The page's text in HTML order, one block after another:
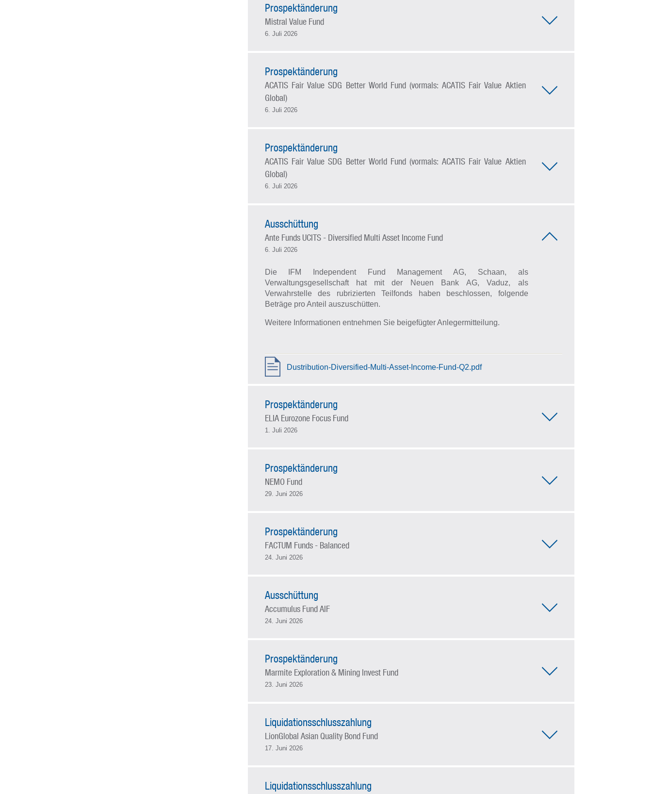
Prospektänderung
Mistral Value Fund
6. Juli 2026
Prospektänderung
ACATIS Fair Value SDG Better World Fund (vormals: ACATIS Fair Value Aktien
Global)
6. Juli 2026
Prospektänderung
ACATIS Fair Value SDG Better World Fund (vormals: ACATIS Fair Value Aktien
Global)
6. Juli 2026
Ausschüttung
Ante Funds UCITS - Diversified Multi Asset Income Fund
6. Juli 2026
Die IFM Independent Fund Management AG, Schaan, als
Verwaltungsgesellschaft hat mit der Neuen Bank AG, Vaduz, als
Verwahrstelle des rubrizierten Teilfonds
haben beschlossen, folgende
Beträge pro Anteil auszuschütten.
Weitere Informationen entnehmen Sie beigefügter Anlegermitteilung.
Dustribution-Diversified-Multi-Asset-Income-Fund-Q2.pdf
Prospektänderung
ELIA Eurozone Focus Fund
1. Juli 2026
Prospektänderung
NEMO Fund
29. Juni 2026
Prospektänderung
FACTUM Funds - Balanced
24. Juni 2026
Ausschüttung
Accumulus Fund AIF
24. Juni 2026
Prospektänderung
Marmite Exploration & Mining Invest Fund
23. Juni 2026
Liquidationsschlusszahlung
LionGlobal Asian Quality Bond Fund
17. Juni 2026
Liquidationsschlusszahlung